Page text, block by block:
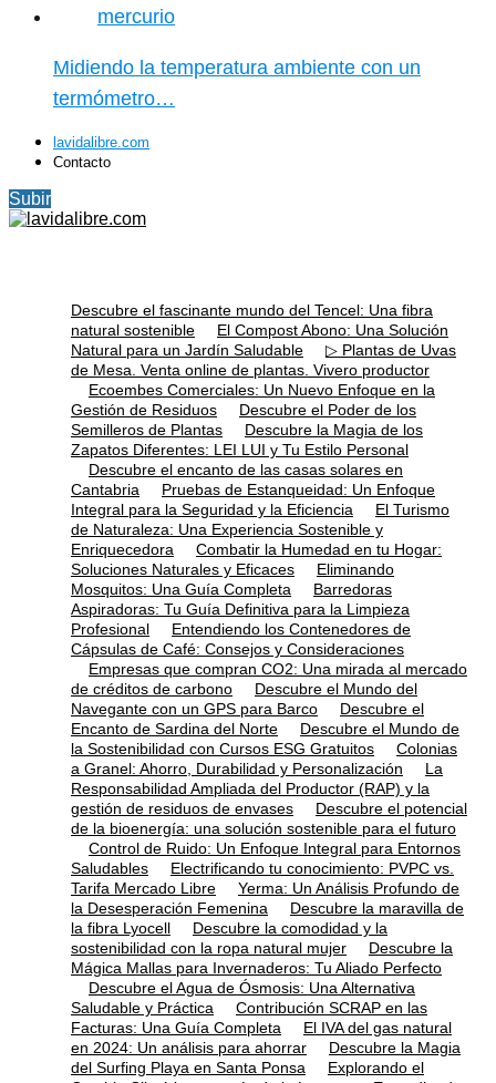
Midiendo la temperatura ambiente con un
termómetro…
lavidalibre.com
Contacto
Subir
Descubre el fascinante mundo del Tencel: Una fibra
natural sostenible
El Compost Abono: Una Solución
Natural para un Jardín Saludable
▷ Plantas de Uvas
de Mesa. Venta online de plantas. Vivero productor
Ecoembes Comerciales: Un Nuevo Enfoque en la
Gestión de Residuos
Descubre el Poder de los
Semilleros de Plantas
Descubre la Magia de los
Zapatos Diferentes: LEI LUI y Tu Estilo Personal
Descubre el encanto de las casas solares en
Cantabria
Pruebas de Estanqueidad: Un Enfoque
Integral para la Seguridad y la Eficiencia
El Turismo
de Naturaleza: Una Experiencia Sostenible y
Enriquecedora
Combatir la Humedad en tu Hogar:
Soluciones Naturales y Eficaces
Eliminando
Mosquitos: Una Guía Completa
Barredoras
Aspiradoras: Tu Guía Definitiva para la Limpieza
Profesional
Entendiendo los Contenedores de
Cápsulas de Café: Consejos y Consideraciones
Empresas que compran CO2: Una mirada al mercado
de créditos de carbono
Descubre el Mundo del
Navegante con un GPS para Barco
Descubre el
Encanto de Sardina del Norte
Descubre el Mundo de
la Sostenibilidad con Cursos ESG Gratuitos
Colonias
a Granel: Ahorro, Durabilidad y Personalización
La
Responsabilidad Ampliada del Productor (RAP) y la
gestión de residuos de envases
Descubre el potencial
de la bioenergía: una solución sostenible para el futuro
Control de Ruido: Un Enfoque Integral para Entornos
Saludables
Electrificando tu conocimiento: PVPC vs.
Tarifa Mercado Libre
Yerma: Un Análisis Profundo de
la Desesperación Femenina
Descubre la maravilla de
la fibra Lyocell
Descubre la comodidad y la
sostenibilidad con la ropa natural mujer
Descubre la
Mágica Mallas para Invernaderos: Tu Aliado Perfecto
Descubre el Agua de Ósmosis: Una Alternativa
Saludable y Práctica
Contribución SCRAP en las
Facturas: Una Guía Completa
El IVA del gas natural
en 2024: Un análisis para ahorrar
Descubre la Magia
del Surfing Playa en Santa Ponsa
Explorando el